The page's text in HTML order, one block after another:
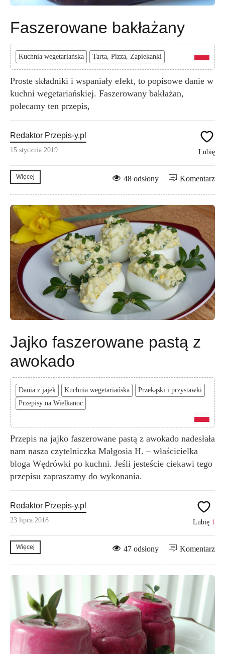
Faszerowane bakłażany
Kuchnia wegetariańska Tarta, Pizza, Zapiekanki
Proste składniki i wspaniały efekt, to popisowe danie w
kuchni wegetariańskiej. Faszerowany bakłażan,
polecamy ten przepis,
Redaktor Przepis-y.pl
15 stycznia 2019 Lubię
Więcej Komentarz
48 odsłony
Jajko faszerowane pastą z
awokado
Dania z jajek Kuchnia wegetariańska
Przekąski i przystawki
Przepisy na Wielkanoc
Przepis na jajko faszerowane pastą z awokado nadesłała
nam nasza czytelniczka Małgosia H. – właścicielka
bloga Wędrówki po kuchni. Jeśli jesteście ciekawi tego
przepisu zapraszamy do wykonania.
Redaktor Przepis-y.pl
23 lipca 2018 Lubię 1
Więcej Komentarz
47 odsłony